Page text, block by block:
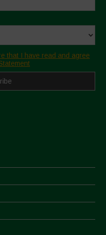
that I have read and agree